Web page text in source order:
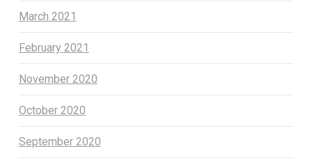
March 2021
February 2021
November 2020
October 2020
September 2020